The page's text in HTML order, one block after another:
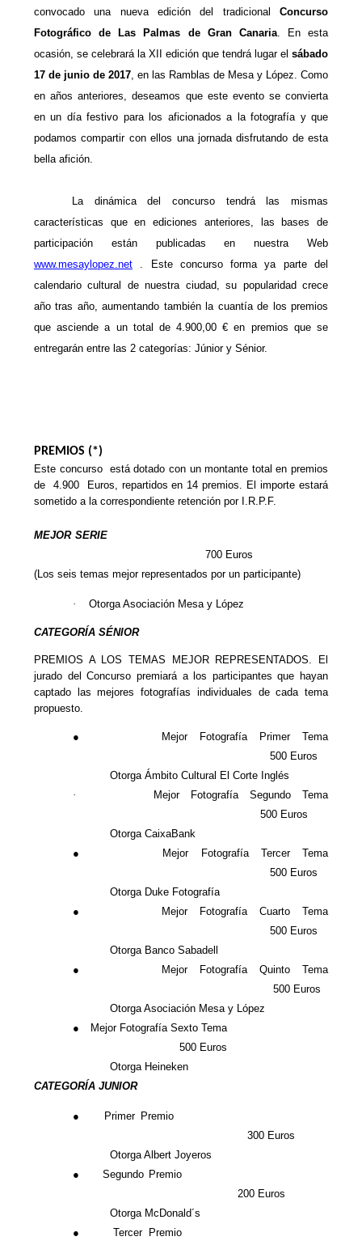
convocado una nueva edición del tradicional Concurso
Fotográfico de Las Palmas de Gran Canaria. En esta
ocasión, se celebrará la XII edición que tendrá lugar el sábado
17 de junio de 2017 , en las Ramblas de Mesa y López. Como
en años anteriores, deseamos que este evento se convierta
en un día festivo para los aficionados a la fotografía y que
podamos compartir con ellos una jornada disfrutando de esta
bella afición.
La dinámica del concurso tendrá las mismas
características que en ediciones anteriores, las bases de
participación están publicadas en nuestra Web
www.mesaylopez.net . Este concurso forma ya parte del
calendario cultural de nuestra ciudad, su popularidad crece
año tras año, aumentando también la cuantía de los premios
que asciende a un total de 4.900,00 € en premios que se
entregarán entre las 2 categorías: Júnior y Sénior.
PREMIOS (*)
Este concurso
está dotado con un montante total en premios
de
4.900 Euros, repartidos en 14 premios . El importe estará
sometido a la correspondiente retención por I.R.P.F.
MEJOR SERIE
700 Euros
(Los seis temas mejor representados por un participante)
· Otorga Asociación Mesa y López
CATEGORÍA SÉNIOR
PREMIOS A LOS TEMAS MEJOR REPRESENTADOS. El
jurado del Concurso premiará a los participantes que hayan
captado las mejores fotografías individuales de cada tema
propuesto.
●
Mejor Fotografía Primer Tema
500 Euros
Otorga Ámbito Cultural El Corte Inglés
·
Mejor Fotografía Segundo Tema
500 Euros
Otorga CaixaBank
●
Mejor Fotografía Tercer Tema
500 Euros
Otorga Duke Fotografía
●
Mejor Fotografía Cuarto Tema
500 Euros
Otorga Banco Sabadell
●
Mejor Fotografía Quinto Tema
500 Euros
Otorga Asociación Mesa y López
●
Mejor Fotografía Sexto Tema
500 Euros
Otorga Heineken
CATEGORÍA JUNIOR
●
Primer Premio
300 Euros
Otorga Albert Joyeros
●
Segundo Premio
200 Euros
Otorga McDonald´s
●
Tercer Premio